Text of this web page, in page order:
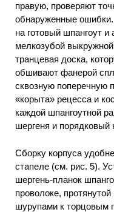
правую, проверяют
обнаруженные
на готовый шпангоут и
мелкозубой
транцевая доска,
обшивают фанерой
сквозную поперечную
«корыта» рецесса и
каждой шпангоутной
шергеня и порядковый
Сборку корпуса
стапеле (см. рис. 5).
шергень-планок
проволоке,
шурупами к торцовым